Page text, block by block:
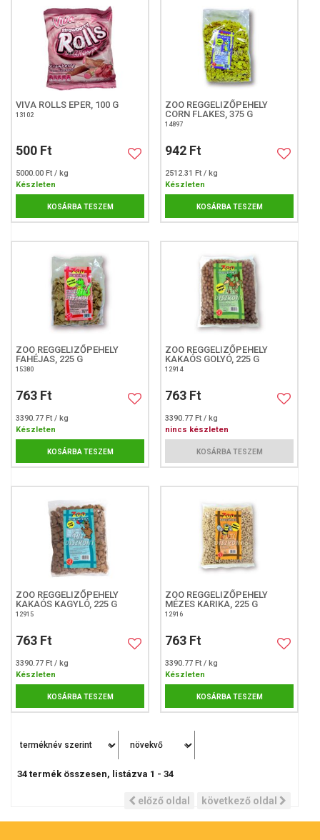
VIVA ROLLS EPER, 100 G
13102
500 Ft
5000.00 Ft / kg
Készleten
KOSÁRBA TESZEM
ZOO REGGELIZŐPEHELY
CORN FLAKES, 375 G
14897
942 Ft
2512.31 Ft / kg
Készleten
KOSÁRBA TESZEM
ZOO REGGELIZŐPEHELY
FAHÉJAS, 225 G
15380
763 Ft
3390.77 Ft / kg
Készleten
KOSÁRBA TESZEM
ZOO REGGELIZŐPEHELY
KAKAÓS GOLYÓ, 225 G
12914
763 Ft
3390.77 Ft / kg
nincs készleten
KOSÁRBA TESZEM
ZOO REGGELIZŐPEHELY
KAKAÓS KAGYLÓ, 225 G
12915
763 Ft
3390.77 Ft / kg
Készleten
KOSÁRBA TESZEM
ZOO REGGELIZŐPEHELY
MÉZES KARIKA, 225 G
12916
763 Ft
3390.77 Ft / kg
Készleten
KOSÁRBA TESZEM
34 termék összesen, listázva 1 - 34
előző oldal következő oldal